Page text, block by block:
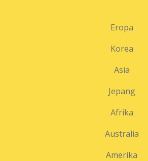
Eropa
Korea
Asia
Jepang
Afrika
Australia
Amerika